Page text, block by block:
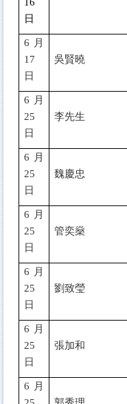
日
6 月
17
日
吳賢曉
6 月
25
日
李先生
6 月
25
日
魏慶忠
6 月
25
日
管奕燊
6 月
25
日
劉致瑩
6 月
25
日
張加和
6 月